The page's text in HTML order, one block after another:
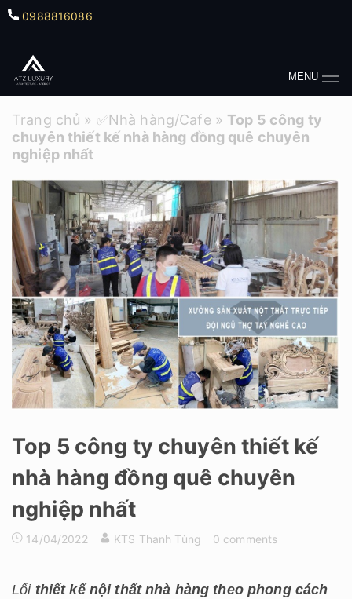
0988816086
MENU
Trang chủ » ✅Nhà hàng/Cafe» Top 5 công ty
chuyên thiết kế nhà hàng đồng quê chuyên
nghiệp nhất
Top 5 công ty chuyên thiết kế
nhà hàng đồng quê chuyên
nghiệp nhất
14/04/2022 KTS Thanh Tùng 0 comments
Lối thiết kế nội thất nhà hàng theo phong cách